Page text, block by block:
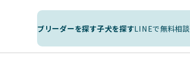
ブリーダーを探す子犬を探すLINEで無料相談